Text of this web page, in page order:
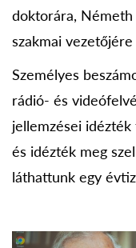
doktorára,
szakmai
Személyes
rádió- és
jellemzései idézték
és idézték meg
láthattunk egy
Previous